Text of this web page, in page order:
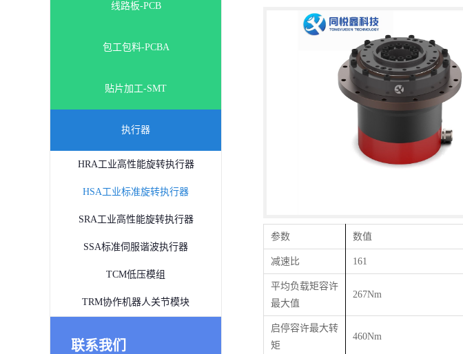
线路板-PCB
包工包料-PCBA
贴片加工-SMT
执行器
HRA工业高性能旋转执行器
HSA工业标准旋转执行器
SRA工业高性能旋转执行器
SSA标准伺服谐波执行器
TCM低压模组
TRM协作机器人关节模块
联系我们
参数 数值
减速比 161
平均负载矩容许
最大值
267Nm
启停容许最大转
矩
460Nm